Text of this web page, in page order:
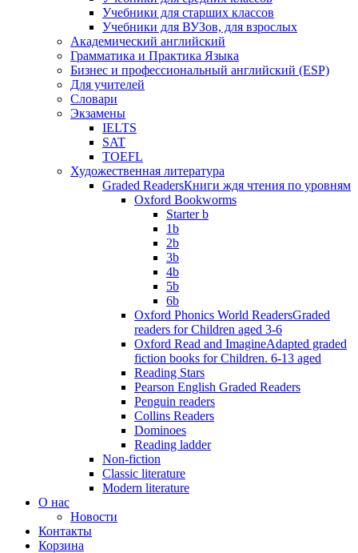
Учебники для старших классов
Учебники для ВУЗов, для взрослых
Академический английский
Грамматика и Практика Языка
Бизнес и профессиональный английский (ESP)
Для учителей
Словари
Экзамены
IELTS
SAT
TOEFL
Художественная литература
Graded ReadersКниги ждя чтения по уровням
Oxford Bookworms
Starter b
1b
2b
3b
4b
5b
6b
Oxford Phonics World ReadersGraded
readers for Children aged 3-6
Oxford Read and ImagineAdapted graded
fiction books for Children. 6-13 aged
Reading Stars
Pearson English Graded Readers
Penguin readers
Collins Readers
Dominoes
Reading ladder
Non-fiction
Classic literature
Modern literature
О нас
Новости
Контакты
Корзина